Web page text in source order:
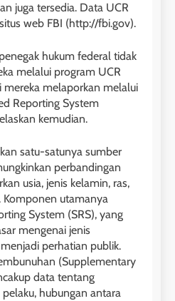
juga tersedia. Data UCR
web FBI (http://fbi.gov).
hukum federal tidak
melalui program UCR
mereka melaporkan melalui
Reporting System
kemudian.
satu-satunya sumber
perbandingan
usia, jenis kelamin, ras,
Komponen utamanya
System (SRS), yang
mengenai jenis
perhatian publik.
(Supplementary
data tentang
hubungan antara